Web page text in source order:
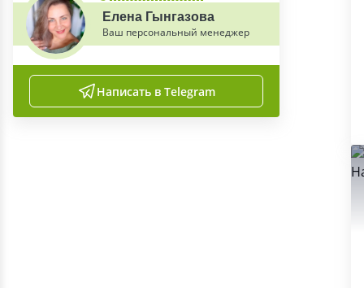
Елена Гынгазова
Ваш персональный менеджер
Написать в Telegram